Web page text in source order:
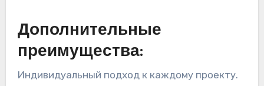
Дополнительные
преимущества:
Индивидуальный подход к каждому проекту.